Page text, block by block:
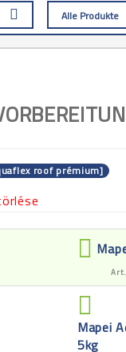
Alle Produkte
roof prémium]
Mapei
5kg